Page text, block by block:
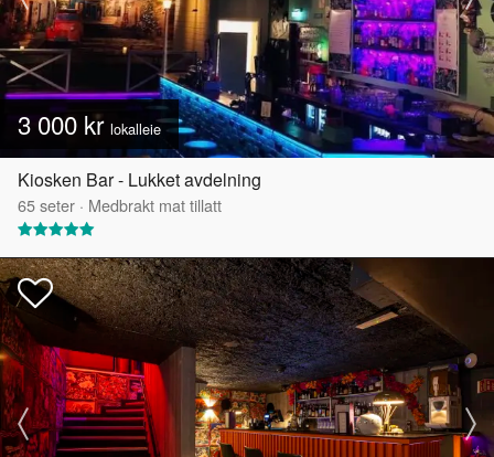
3 000 kr lokalleie
Kiosken Bar - Lukket avdelning
65seter · Medbrakt mat tillatt